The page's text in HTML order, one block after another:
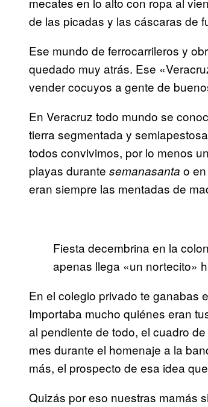
de las picadas y las cáscaras de
Ese mundo de ferrocarrileros y
quedado muy atrás. Ese
vender cocuyos a gente de
En Veracruz todo mundo se
tierra segmentada y
todos convivimos, por lo menos
playas durante semanasanta o
eran siempre las mentadas de
Fiesta decembrina en la
apenas llega «un nortecito»
En el colegio privado te ganabas
Importaba mucho quiénes eran
al pendiente de todo, el cuadro
mes durante el homenaje a la
más, el prospecto de esa idea
Quizás por eso nuestras mamás